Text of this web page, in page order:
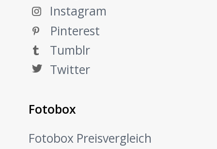
Instagram
Fotobox
Fotobox Preisvergleich
Pinterest
Tumblr
Twitter